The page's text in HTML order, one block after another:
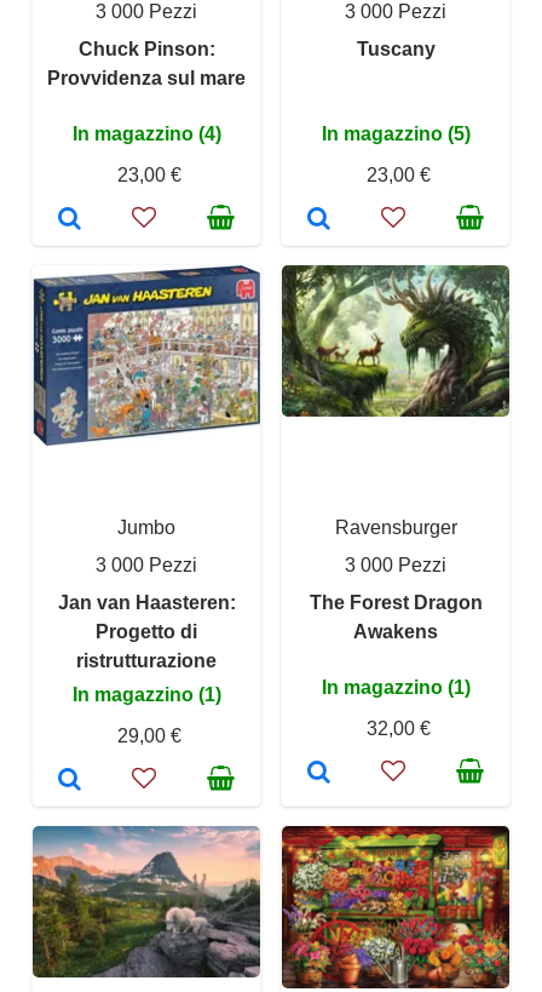
3 000 Pezzi
Chuck Pinson:
Provvidenza sul mare
In magazzino (4)
23,00 €
3 000 Pezzi
Tuscany
In magazzino (5)
23,00 €
Jumbo
3 000 Pezzi
Jan van Haasteren:
Progetto di
ristrutturazione
In magazzino (1)
29,00 €
Ravensburger
3 000 Pezzi
The Forest Dragon
Awakens
In magazzino (1)
32,00 €